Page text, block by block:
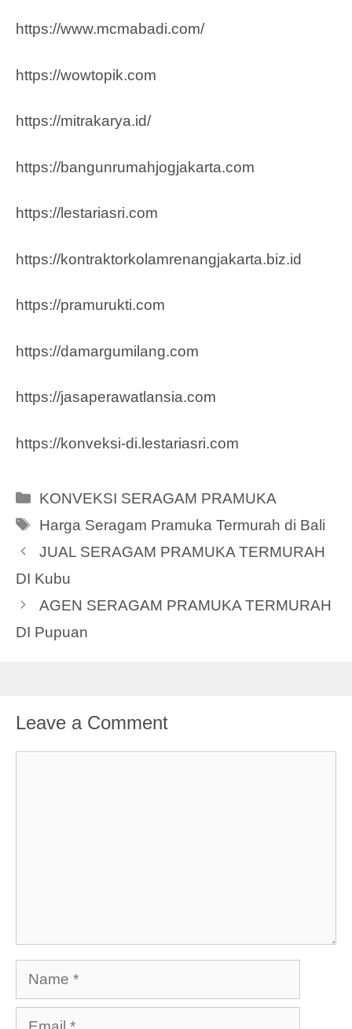
https://www.mcmabadi.com/
https://wowtopik.com
https://mitrakarya.id/
https://bangunrumahjogjakarta.com
https://lestariasri.com
https://kontraktorkolamrenangjakarta.biz.id
https://pramurukti.com
https://damargumilang.com
https://jasaperawatlansia.com
https://konveksi-di.lestariasri.com
Categories
KONVEKSI SERAGAM PRAMUKA
Tags
Harga Seragam Pramuka Termurah di Bali
JUAL SERAGAM PRAMUKA TERMURAH
DI Kubu
AGEN SERAGAM PRAMUKA TERMURAH
DI Pupuan
Leave a Comment
Name
Email